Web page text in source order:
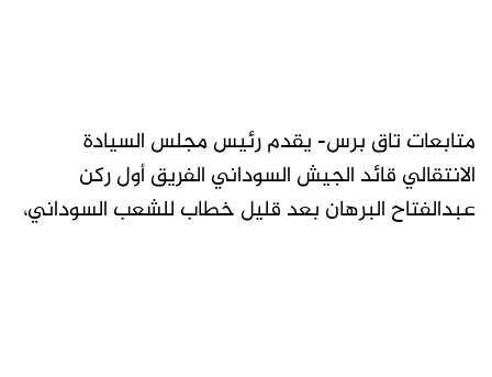
متابعات تاق برس- يقدم رئيس مجلس السيادة
الانتقالي قائد الجيش السوداني الفريق أول ركن
عبدالفتاح البرهان بعد قليل خطاب للشعب السوداني،